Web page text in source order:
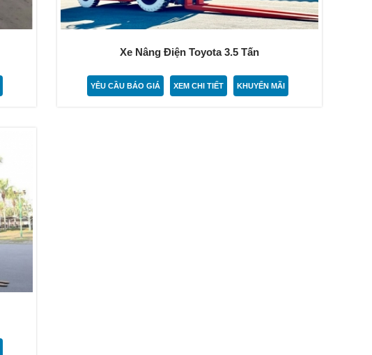
Xe Nâng Điện Toyota 3.5 Tấn
YÊU CẦU BÁO GIÁ XEM CHI TIẾT KHUYẾN MÃI